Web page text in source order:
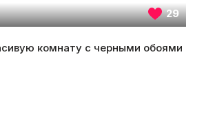
29
комнату с черными обоями